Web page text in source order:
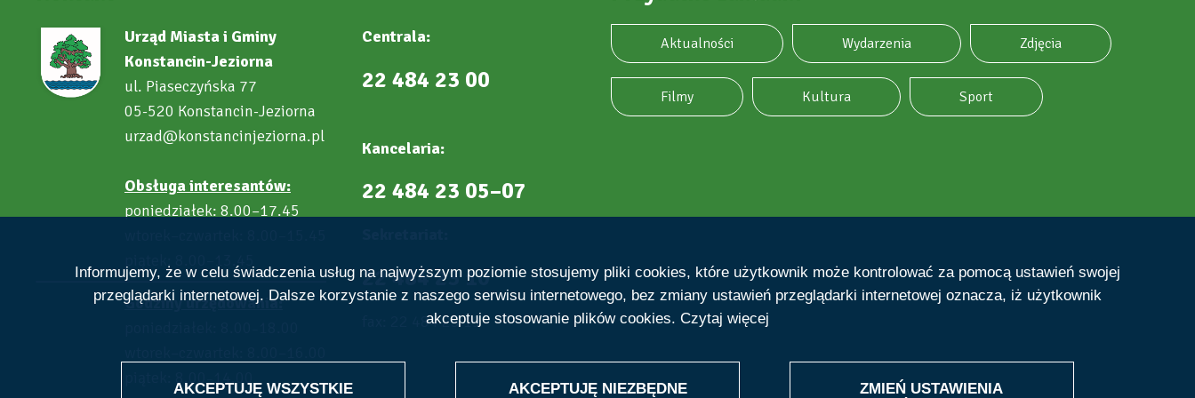
Informujemy, że w celu świadczenia usług na najwyższym poziomie stosujemy pliki cookies, które użytkownik może kontrolować za pomocą ustawień swojej
przeglądarki internetowej. Dalsze korzystanie z naszego serwisu internetowego, bez zmiany ustawień przeglądarki internetowej oznacza, iż użytkownik
akceptuje stosowanie plików cookies. Czytaj więcej
AKCEPTUJĘ WSZYSTKIE AKCEPTUJĘ NIEZBĘDNE
WITHDRAW ZMIEŃ USTAWIENIA
Urząd Miasta i Gminy
Konstancin-Jeziorna
ul. Piaseczyńska 77
05-520 Konstancin-Jeziorna
urzad@konstancinjeziorna.pl
Obsługa interesantów:
poniedziałek: 8.00–17.45
Godziny urzędowania:
Centrala:
22 484 23 00
Kancelaria:
22 484 23 05–07
22 484 23 10
fax: 22 484 23 19
Aktualności Wydarzenia Zdjęcia
Filmy Kultura Sport